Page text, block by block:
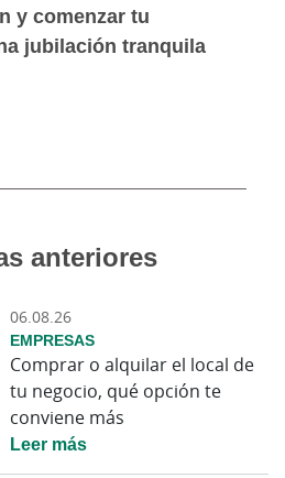
y comenzar tu
jubilación tranquila
anteriores
06.08.26
EMPRESAS
Comprar o alquilar el local de
tu negocio, qué opción te
conviene más
Leer más